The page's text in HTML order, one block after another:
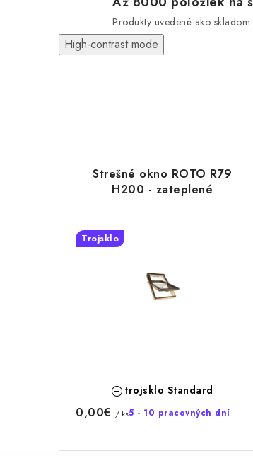
Produkty uvedené ako
High-contrast mode
Strešné okno ROTO R79
H200 - zateplené
Trojsklo
trojsklo Standard
0,00€ / ks5 - 10 pracovných dní